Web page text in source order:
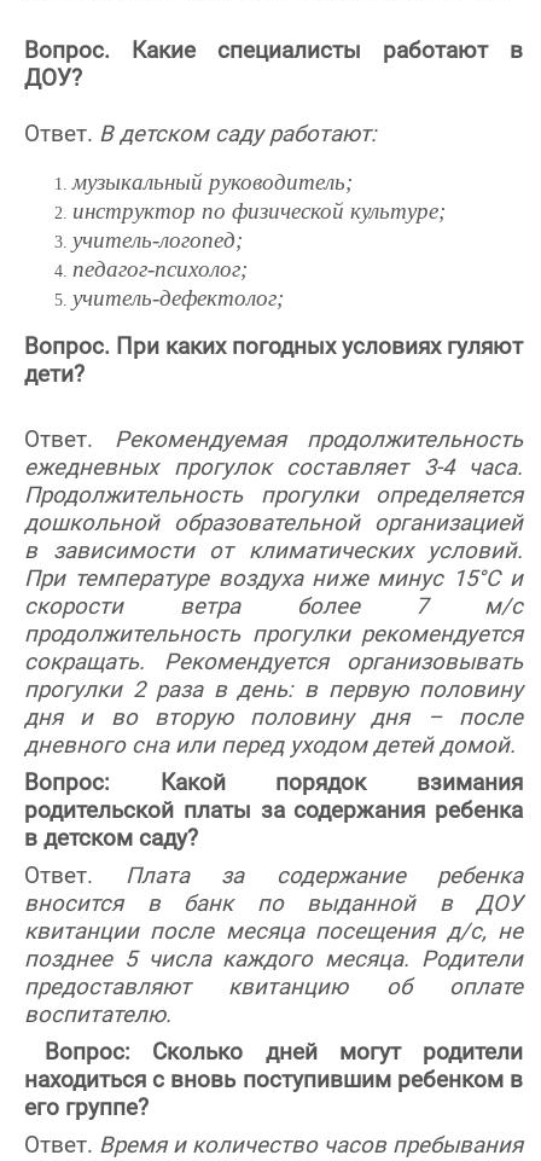
Вопрос. Какие специалисты работают в
ДОУ?
Ответ. В детском саду работают:
музыкальный руководитель;
инструктор по физической культуре;
учитель-логопед;
педагог-психолог;
учитель-дефектолог;
Вопрос. При каких погодных условиях гуляют
дети?
Ответ. Рекомендуемая продолжительность
ежедневных прогулок составляет 3-4 часа.
Продолжительность прогулки определяется
дошкольной образовательной организацией
в зависимости от климатических условий.
При температуре воздуха ниже минус 15°С и
скорости ветра более 7 м/с
продолжительность прогулки рекомендуется
сокращать. Рекомендуется организовывать
прогулки 2 раза в день: в первую половину
дня и во вторую половину дня – после
дневного сна или перед уходом детей домой.
Вопрос: Какой порядок взимания
родительской платы за содержания ребенка
в детском саду?
Ответ. Плата за содержание ребенка
вносится в банк по выданной в ДОУ
квитанции после месяца посещения д/с, не
позднее 5 числа каждого месяца. Родители
предоставляют квитанцию об оплате
воспитателю.
Вопрос: Сколько дней могут родители
находиться с вновь поступившим ребенком в
его группе?
Ответ. Время и количество часов пребывания